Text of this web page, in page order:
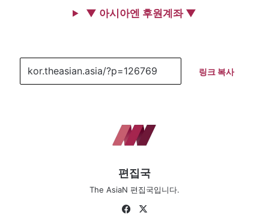
▼ 아시아엔 후원계좌 ▼
링크 복사
편집국
The AsiaN 편집국입니다.
Fa